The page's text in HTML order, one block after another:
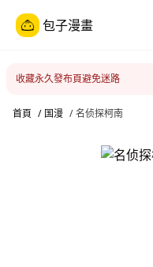
包子漫畫
收藏永久發布頁避免迷路
首頁 / 国漫 / 名侦探柯南